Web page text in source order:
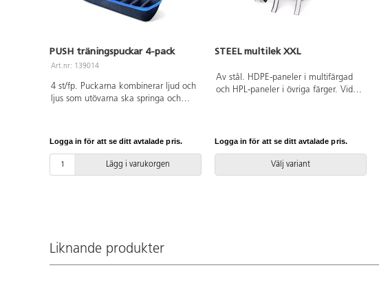
PUSH träningspuckar 4-pack
Art.nr: 139014
4 st/fp. Puckarna kombinerar ljud och
ljus som utövarna ska springa och
håller för ca 8 timmars kontinuerligt
användande. Kablar, laddningshub
Logga in för att se ditt avtalade pris.
Lägg i varukorgen
STEEL multilek XXL
Av stål. HDPE-paneler i multifärgad
och HPL-paneler i övriga färger. Vid
Leverantörens artikelnummer Steel
0211 Inkluderar markförankring K1.
Logga in för att se ditt avtalade pris.
Välj variant
Liknande produkter